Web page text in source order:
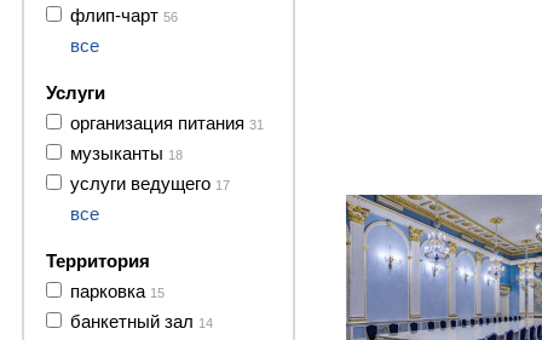
флип-чарт 56
все
Услуги
организация питания 31
музыканты 18
услуги ведущего 17
все
Территория
парковка 15
банкетный зал 14